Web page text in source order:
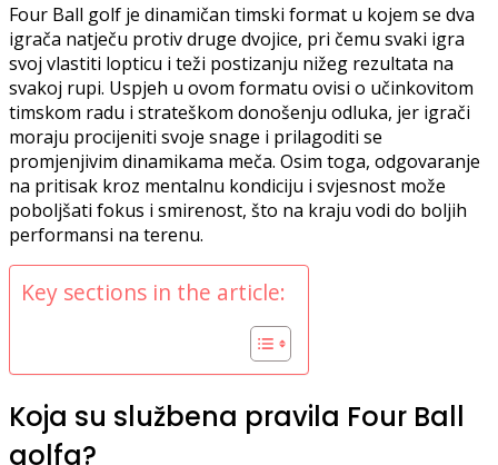
Four Ball golf je dinamičan timski format u kojem se dva
igrača natječu protiv druge dvojice, pri čemu svaki igra
svoj vlastiti lopticu i teži postizanju nižeg rezultata na
svakoj rupi. Uspjeh u ovom formatu ovisi o učinkovitom
timskom radu i strateškom donošenju odluka, jer igrači
moraju procijeniti svoje snage i prilagoditi se
promjenjivim dinamikama meča. Osim toga, odgovaranje
na pritisak kroz mentalnu kondiciju i svjesnost može
poboljšati fokus i smirenost, što na kraju vodi do boljih
performansi na terenu.
Key sections in the article:
Koja su službena pravila Four Ball
golfa?